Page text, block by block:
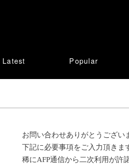
Latest Popular
お問い合わせありがとうござい
下記に必要事項をご入力頂きま
稀にAFP通信から二次利用が許